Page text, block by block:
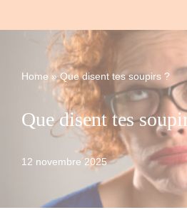
contenu
Home »Que disent tes soupirs ?
Que disent tes
12 novembre 2025